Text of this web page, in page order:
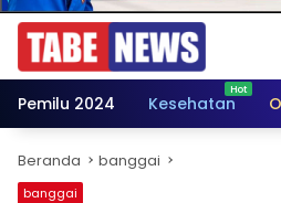
Pemilu 2024 Kesehatan
Beranda banggai
banggai